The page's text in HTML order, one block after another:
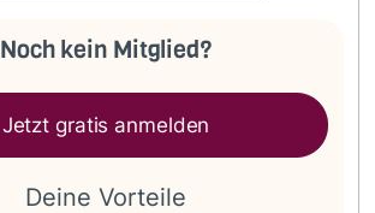
Noch kein Mitglied?
Jetzt gratis anmelden
Deine Vorteile